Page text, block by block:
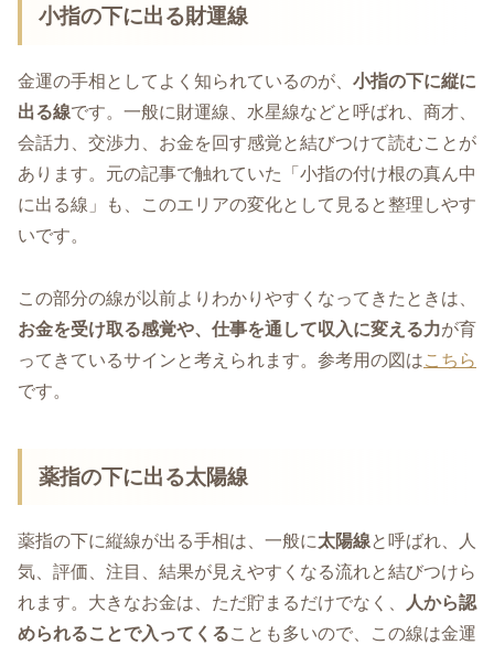
小指の下に出る財運線
金運の手相としてよく知られているのが、 小指の下に縦に
出る線です。一般に財運線、水星線などと呼ばれ、商才、
会話力、交渉力、お金を回す感覚と結びつけて読むことが
あります。元の記事で触れていた「小指の付け根の真ん中
に出る線」も、このエリアの変化として見ると整理しやす
いです。
この部分の線が以前よりわかりやすくなってきたときは、
お金を受け取る感覚や、仕事を通して収入に変える力が育
ってきているサインと考えられます。参考用の図はこちら
です。
薬指の下に出る太陽線
薬指の下に縦線が出る手相は、一般に太陽線と呼ばれ、人
気、評価、注目、結果が見えやすくなる流れと結びつけら
れます。大きなお金は、ただ貯まるだけでなく、
人から認
められることで入ってくることも多いので、この線は金運